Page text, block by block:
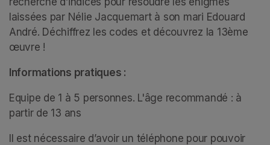
laissées par Nélie Jacquemart à son mari Edouard
André. Déchiffrez les codes et découvrez la 13ème
œuvre !
Informations pratiques :
Equipe de 1 à 5 personnes. L'âge recommandé : à
partir de 13 ans
Il est nécessaire d’avoir un téléphone pour pouvoir